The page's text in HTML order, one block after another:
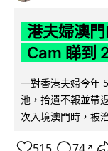
港夫婦澳
Cam 睇到
一對香港夫婦今年
池，拾遺不報並帶
次入境澳門時，被
↗